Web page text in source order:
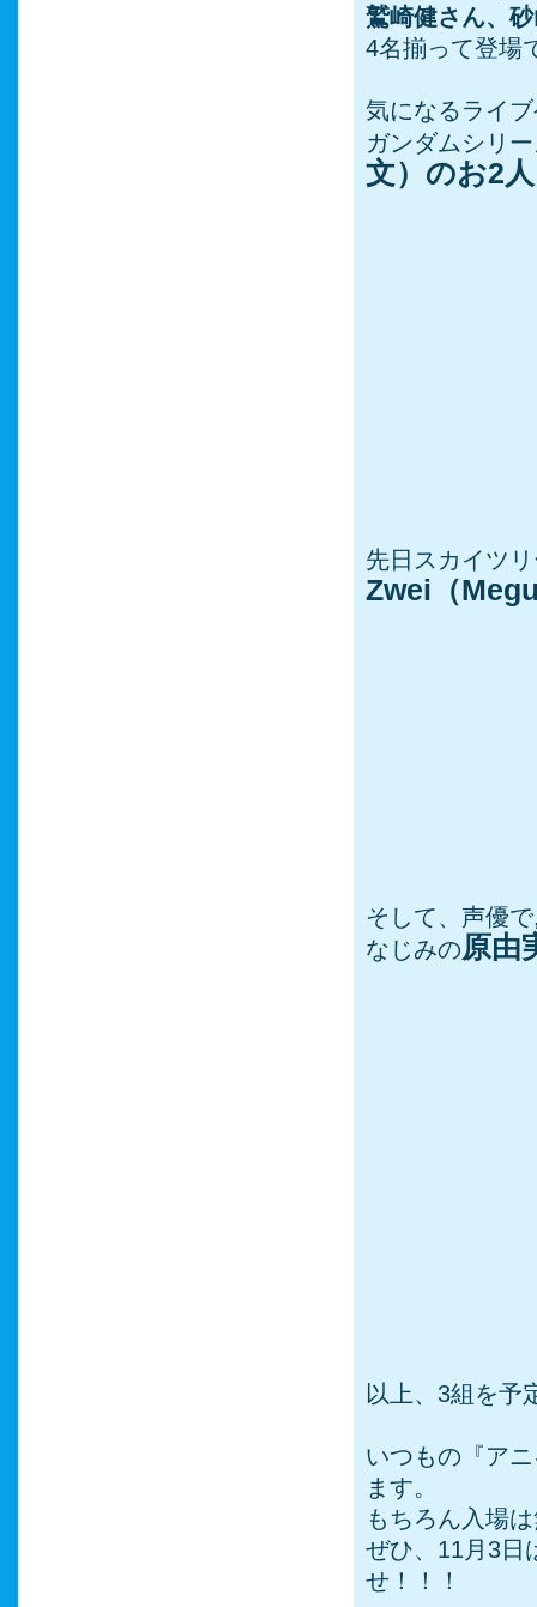
鷲崎健さん、
4名揃って登場
気になるライ
ガンダムシリ
文）のお2
先日スカイツ
Zwei（
そして、声優
なじみの原由
以上、3組を予
いつもの『ア
ます。
もちろん入場
ぜひ、11月3日
せ！！！